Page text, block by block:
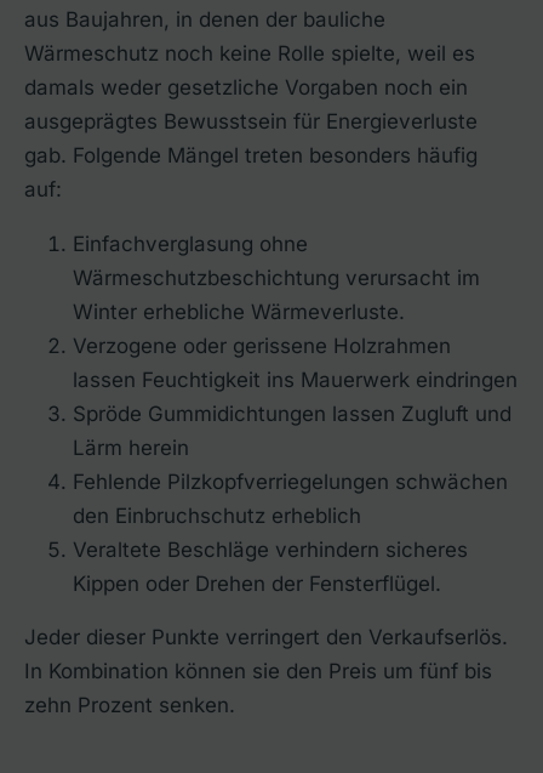
aus Baujahren, in denen der bauliche
Wärmeschutz noch keine Rolle spielte, weil es
damals weder gesetzliche Vorgaben noch ein
ausgeprägtes Bewusstsein für Energieverluste
gab. Folgende Mängel treten besonders häufig
auf:
Einfachverglasung ohne
Wärmeschutzbeschichtung verursacht im
Winter erhebliche Wärmeverluste.
Verzogene oder gerissene Holzrahmen
lassen Feuchtigkeit ins Mauerwerk eindringen
Spröde Gummidichtungen lassen Zugluft und
Lärm herein
Fehlende Pilzkopfverriegelungen schwächen
den Einbruchschutz erheblich
Veraltete Beschläge verhindern sicheres
Kippen oder Drehen der Fensterflügel.
Jeder dieser Punkte verringert den Verkaufserlös.
In Kombination können sie den Preis um fünf bis
zehn Prozent senken.